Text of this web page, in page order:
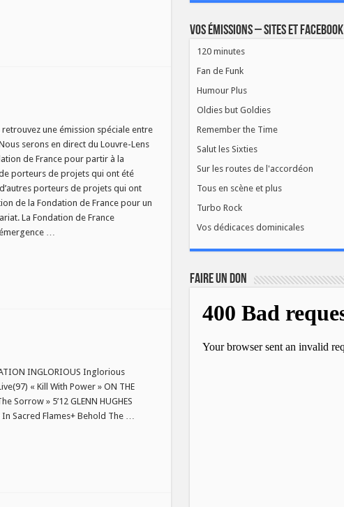
une émission spéciale entre
serons en direct du Louvre-Lens
de France pour partir à la
porteurs de projets qui ont été
porteurs de projets qui ont
de la Fondation de France pour un
La Fondation de France
…
INGLORIOUS Inglorious
« Kill With Power » ON THE
Sorrow » 5’12 GLENN HUGHES
In Sacred Flames+ Behold The …
Vos émissions – Sites et Facebook
120 minutes
Fan de Funk
Humour Plus
Oldies but Goldies
Remember the Time
Salut les Sixties
Sur les routes de l'accordéon
Tous en scène et plus
Turbo Rock
Vos dédicaces dominicales
FAIRE UN DON